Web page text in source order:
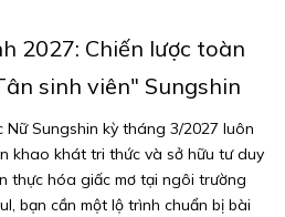
2027: Chiến lược toàn
sinh viên" Sungshin
Sungshin kỳ tháng 3/2027 luôn
khao khát tri thức và sở hữu tư duy
thực hóa giấc mơ tại ngôi trường
bạn cần một lộ trình chuẩn bị bài